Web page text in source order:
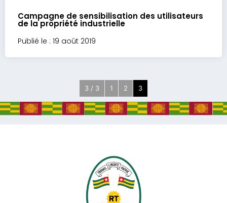
Campagne de sensibilisation des utilisateurs
de la propriété industrielle
Publié le : 19 août 2019
3 / 3 1 2 3